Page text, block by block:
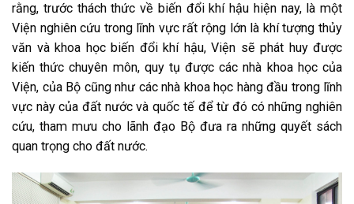
rằng, trước thách thức về biến đổi khí hậu hiện nay, là một
Viện nghiên cứu trong lĩnh vực rất rộng lớn là khí tượng thủy
văn và khoa học biến đổi khí hậu, Viện sẽ phát huy được
kiến thức chuyên môn, quy tụ được các nhà khoa học của
Viện, của Bộ cũng như các nhà khoa học hàng đầu trong lĩnh
vực này của đất nước và quốc tế để từ đó có những nghiên
cứu, tham mưu cho lãnh đạo Bộ đưa ra những quyết sách
quan trọng cho đất nước.